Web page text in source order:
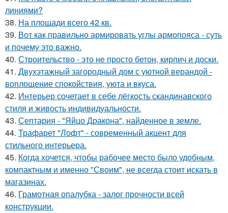
линиями?
38. На площади всего 42 кв.
39. Вот как правильно армировать углы армопояса - суть
и почему это важно.
40. Строительство - это не просто бетон, кирпич и доски.
41. Двухэтажный загородный дом с уютной верандой -
воплощение спокойствия, уюта и вкуса.
42. Интерьер сочетает в себе лёгкость скандинавского
стиля и живость индивидуальности.
43. Септария - "Яйцо Дракона", найденное в земле.
44. Трафарет "Лофт" - современный акцент для
стильного интерьера.
45. Когда хочется, чтобы рабочее место было удобным,
компактным и именно "Своим", не всегда стоит искать в
магазинах.
46. Грамотная опалубка - залог прочности всей
конструкции.